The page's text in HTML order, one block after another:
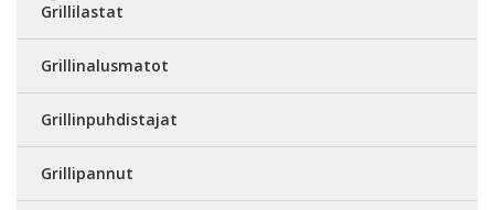
Grillilastat
Grillinalusmatot
Grillinpuhdistajat
Grillipannut